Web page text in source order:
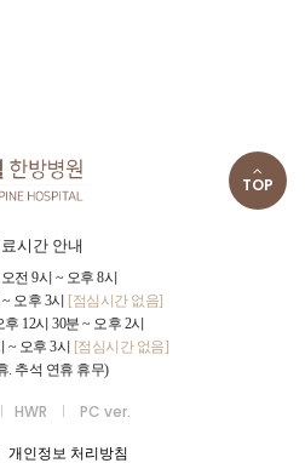
TOP
시간 안내
오전 9시 ~ 오후 8시
오후 3시
[점심시간 없음]
후 12시 30분 ~ 오후 2시
~ 오후 3시
[점심시간 없음]
. 추석 연휴 휴무)
HWR PC ver.
개인정보 처리방침